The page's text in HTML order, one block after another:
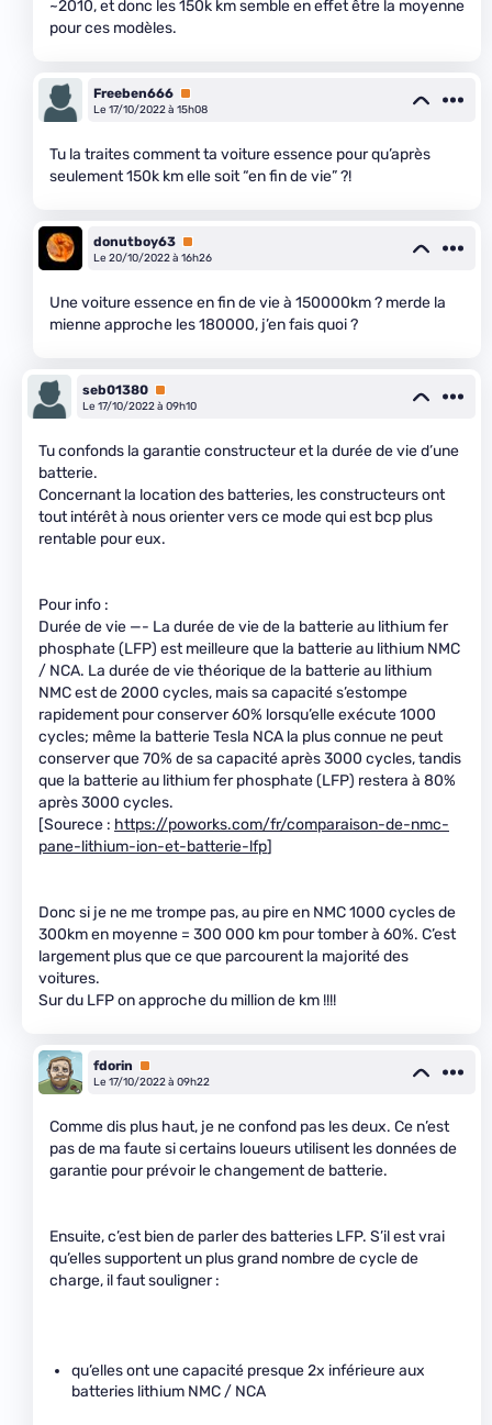
~2010, et donc les 150k km semble en effet être la moyenne
pour ces modèles.
Freeben666 Premium
Le 17/10/2022 à 15h08
Tu la traites comment ta voiture essence pour qu’après
seulement 150k km elle soit “en fin de vie” ?!
donutboy63 Premium
Le 20/10/2022 à 16h26
Une voiture essence en fin de vie à 150000km ? merde la
mienne approche les 180000, j’en fais quoi ?
seb01380 Premium
Le 17/10/2022 à 09h10
Tu confonds la garantie constructeur et la durée de vie d’une
batterie.
Concernant la location des batteries, les constructeurs ont
tout intérêt à nous orienter vers ce mode qui est bcp plus
rentable pour eux.
Pour info :
Durée de vie —- La durée de vie de la batterie au lithium fer
phosphate (LFP) est meilleure que la batterie au lithium NMC
/ NCA. La durée de vie théorique de la batterie au lithium
NMC est de 2000 cycles, mais sa capacité s’estompe
rapidement pour conserver 60% lorsqu’elle exécute 1000
cycles; même la batterie Tesla NCA la plus connue ne peut
conserver que 70% de sa capacité après 3000 cycles, tandis
que la batterie au lithium fer phosphate (LFP) restera à 80%
après 3000 cycles.
[Sourece : https://poworks.com/fr/comparaison-de-nmc-
pane-lithium-ion-et-batterie-lfp]
Donc si je ne me trompe pas, au pire en NMC 1000 cycles de
300km en moyenne = 300 000 km pour tomber à 60%. C’est
largement plus que ce que parcourent la majorité des
voitures.
Sur du LFP on approche du million de km !!!!
fdorin
Premium
Le 17/10/2022 à 09h22
Comme dis plus haut, je ne confond pas les deux. Ce n’est
pas de ma faute si certains loueurs utilisent les données de
garantie pour prévoir le changement de batterie.
Ensuite, c’est bien de parler des batteries LFP. S’il est vrai
qu’elles supportent un plus grand nombre de cycle de
charge, il faut souligner :
qu’elles ont une capacité presque 2x inférieure aux
batteries lithium NMC / NCA